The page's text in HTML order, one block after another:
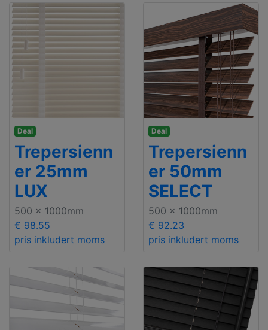
Deal
Trepersienn
er 25mm
LUX
500 x 1000mm
€ 98.55
pris inkludert moms
Deal
Trepersienn
er 50mm
SELECT
500 x 1000mm
€ 92.23
pris inkludert moms